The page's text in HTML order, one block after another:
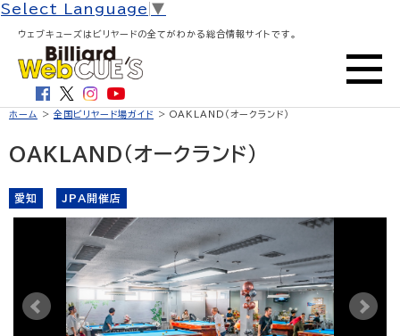
Select Language ▼
ウェブキューズはビリヤードの全てがわかる総合情報サイトです。
ホーム > 全国ビリヤード場ガイド > OAKLAND（オークランド）
OAKLAND（オークランド）
愛知 JPA開催店